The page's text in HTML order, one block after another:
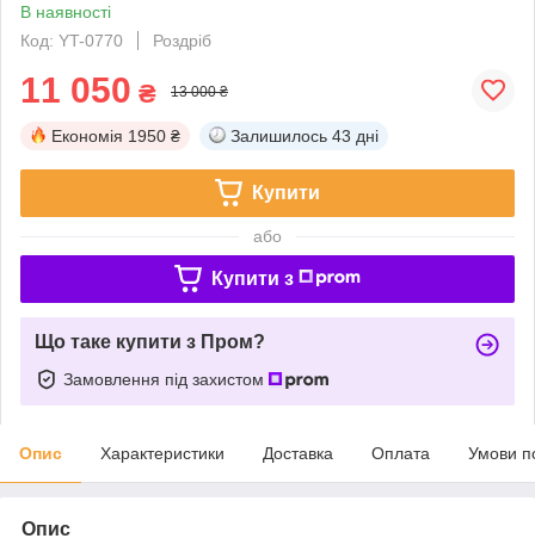
В наявності
Код: YT-0770
Роздріб
11 050 ₴ 13 000 ₴
Економія 1950 ₴ Залишилось 43 дні
Купити
або
Купити з
Що таке купити з Пром?
Замовлення під захистом
Опис Характеристики Доставка Оплата Умови
Опис